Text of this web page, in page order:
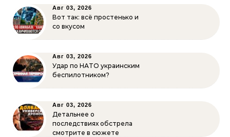
Авг 03, 2026
Вот так: всё простенько и
со вкусом
Авг 03, 2026
Удар по НАТО украинским
беспилотником?
Авг 03, 2026
Детальнее о
последствиях обстрела
смотрите в сюжете